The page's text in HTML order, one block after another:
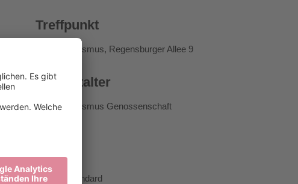
Treffpunkt
Brixen Tourismus, Regensburger Allee 9
Veranstalter
Brixen Tourismus Genossenschaft
Standard
45,00 €
Standard